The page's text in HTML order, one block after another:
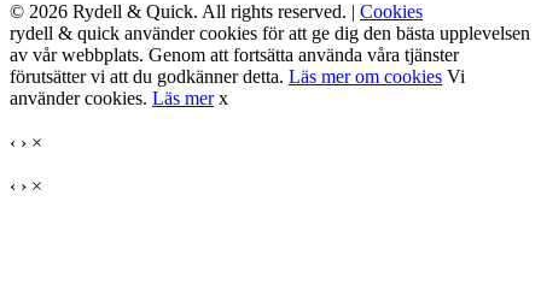
© 2026 Rydell & Quick. All rights reserved. | Cookies
rydell & quick använder cookies för att ge dig den bästa upplevelsen
av vår webbplats. Genom att fortsätta använda våra tjänster
förutsätter vi att du godkänner detta. Läs mer om cookies Vi
använder cookies. Läs mer x
‹ › ×
‹ › ×